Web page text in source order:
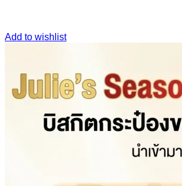
Add to wishlist